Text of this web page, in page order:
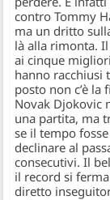
contro Tommy
ma un dritto
là alla rimonta.
ai cinque
hanno
posto non c’è
Novak Djokovic
una partita, ma
se il tempo
declinare al
consecutivi. Il
il record si
diretto